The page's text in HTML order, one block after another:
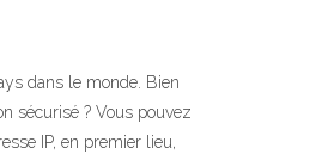
dans le monde. Bien
sécurisé ? Vous pouvez
IP, en premier lieu,